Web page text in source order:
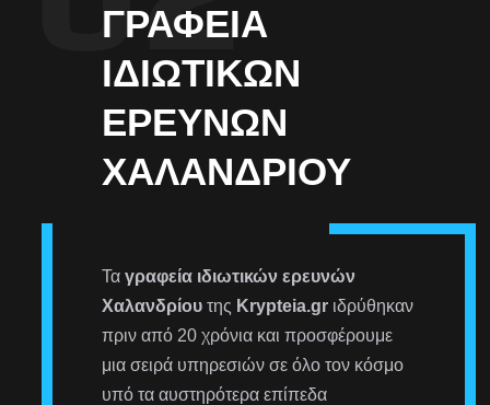
ΓΡΑΦΕΊΑ
ΙΔΙΩΤΙΚΏΝ
ΕΡΕΥΝΏΝ
ΧΑΛΑΝΔΡΊΟΥ
Ταγραφεία ιδιωτικών ερευνών
Χαλανδρίου της Krypteia.gr ιδρύθηκαν
πριν από 20 χρόνια και προσφέρουμε
μια σειρά υπηρεσιών σε όλο τον κόσμο
υπό τα αυστηρότερα επίπεδα